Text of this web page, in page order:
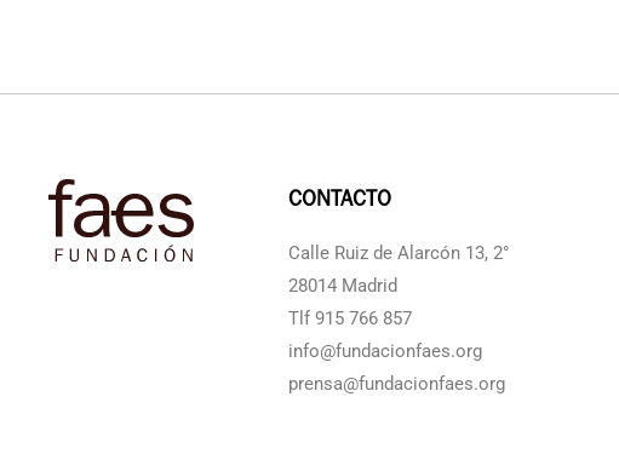
CONTACTO
Calle Ruiz de Alarcón 13, 2°
28014 Madrid
Tlf 915 766 857
info@fundacionfaes.org
prensa@fundacionfaes.org